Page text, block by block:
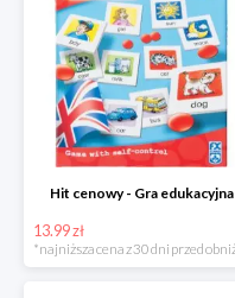
Hit cenowy - Gra edukacyjna
13.99 zł